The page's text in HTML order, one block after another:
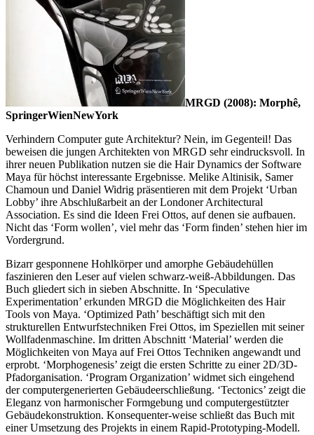
MRGD (2008): Morphê,
SpringerWienNewYork
Verhindern Computer gute Architektur? Nein, im Gegenteil! Das
beweisen die jungen Architekten von MRGD sehr eindrucksvoll. In
ihrer neuen Publikation nutzen sie die Hair Dynamics der Software
Maya für höchst interessante Ergebnisse. Melike Altinisik, Samer
Chamoun und Daniel Widrig präsentieren mit dem Projekt ‘Urban
Lobby’ ihre Abschlußarbeit an der Londoner Architectural
Association. Es sind die Ideen Frei Ottos, auf denen sie aufbauen.
Nicht das ‘Form wollen’, viel mehr das ‘Form finden’ stehen hier im
Vordergrund.
Bizarr gesponnene Hohlkörper und amorphe Gebäudehüllen
faszinieren den Leser auf vielen schwarz-weiß-Abbildungen. Das
Buch gliedert sich in sieben Abschnitte. In ‘Speculative
Experimentation’ erkunden MRGD die Möglichkeiten des Hair
Tools von Maya. ‘Optimized Path’ beschäftigt sich mit den
strukturellen Entwurfstechniken Frei Ottos, im Speziellen mit seiner
Wollfadenmaschine. Im dritten Abschnitt ‘Material’ werden die
Möglichkeiten von Maya auf Frei Ottos Techniken angewandt und
erprobt. ‘Morphogenesis’ zeigt die ersten Schritte zu einer 2D/3D-
Pfadorganisation. ‘Program Organization’ widmet sich eingehend
der computergenerierten Gebäudeerschließung. ‘Tectonics’ zeigt die
Eleganz von harmonischer Formgebung und computergestützter
Gebäudekonstruktion. Konsequenter-weise schließt das Buch mit
einer Umsetzung des Projekts in einem Rapid-Prototyping-Modell.